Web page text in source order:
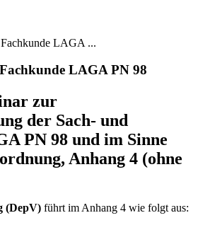
LAGA ...
LAGA PN 98
zur
der Sach- und
PN 98 und im Sinne
Anhang 4 (ohne
(DepV) führt im Anhang 4 wie folgt aus: